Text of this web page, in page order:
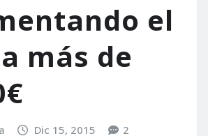
el
más de
Dic 15, 2015 2